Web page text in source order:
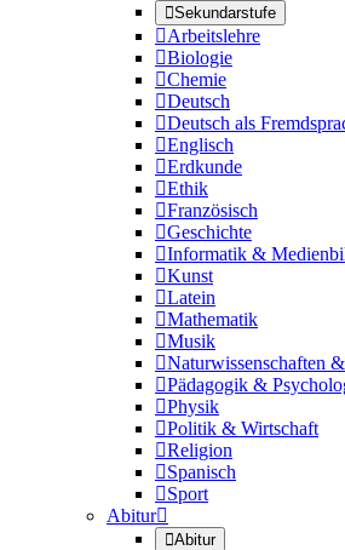
Sekundarstufe
Arbeitslehre
Biologie
Chemie
Deutsch
Deutsch als
Englisch
Erdkunde
Ethik
Französisch
Geschichte
Informatik &
Kunst
Latein
Mathematik
Musik
Naturwissenschaften
Pädagogik &
Physik
Politik & Wirtschaft
Religion
Spanisch
Sport
Abitur
Abitur